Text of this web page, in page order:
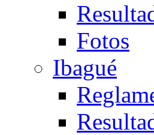
Fotos
Ibagué